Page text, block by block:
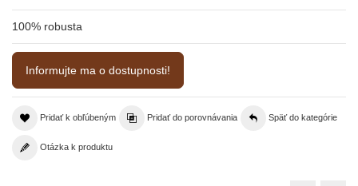
100% robusta
Informujte ma o dostupnosti!
Pridať k obľúbeným Pridať do porovnávania Späť do kategórie
Otázka k produktu